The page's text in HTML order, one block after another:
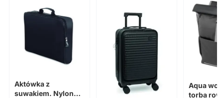
Aktówka z
suwakiem. Nylon
Aqua
torba